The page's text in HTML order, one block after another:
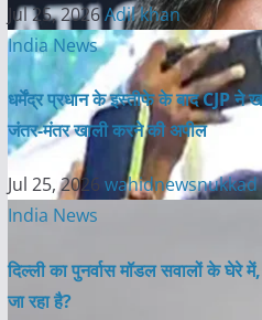
Jul 25, 2026Adil khan
India News
धर्मेंद्र प्रधान के इस्तीफे के बाद CJP ने
जंतर-मंतर खाली करने की अपील
Jul 25, 2026 wahidnewsnukkad
India News
दिल्ली का पुनर्वास मॉडल सवालों के घेरे
जा रहा है?